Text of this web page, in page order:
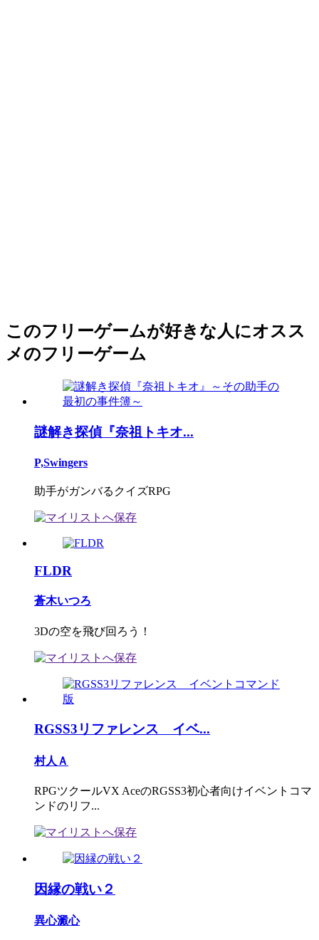
このフリーゲームが好きな人にオスス
メのフリーゲーム
謎解き探偵『奈祖トキオ...
P,Swingers
助手がガンバるクイズRPG
FLDR
蒼木いつろ
3Dの空を飛び回ろう！
RGSS3リファレンス イベ...
村人Ａ
RPGツクールVX AceのRGSS3初心者向けイベントコマ
ンドのリフ...
因縁の戦い２
異心澱心